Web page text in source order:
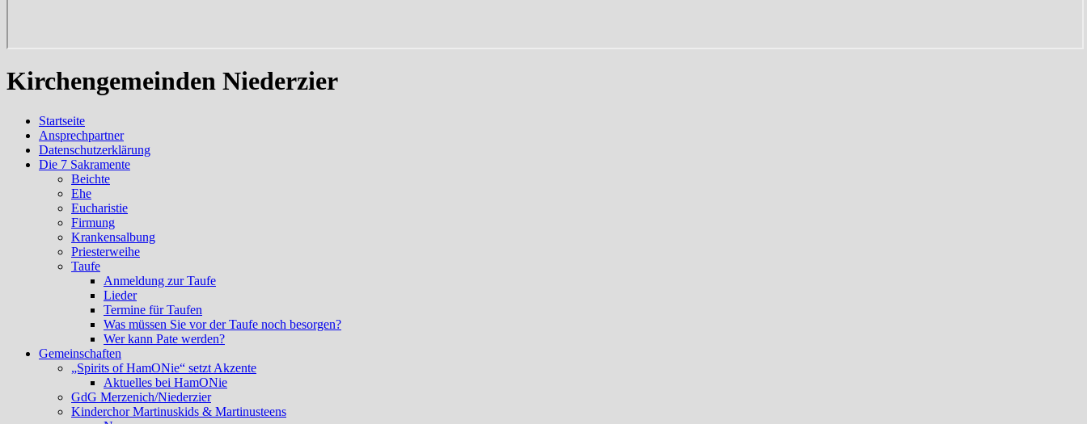
Kirchengemeinden Niederzier
Startseite
Ansprechpartner
Datenschutzerklärung
Die 7 Sakramente
Beichte
Ehe
Eucharistie
Firmung
Krankensalbung
Priesterweihe
Taufe
Anmeldung zur Taufe
Lieder
Termine für Taufen
Was müssen Sie vor der Taufe noch besorgen?
Wer kann Pate werden?
Gemeinschaften
„Spirits of HamONie“ setzt Akzente
Aktuelles bei HamONie
GdG Merzenich/Niederzier
Kinderchor Martinuskids & Martinusteens